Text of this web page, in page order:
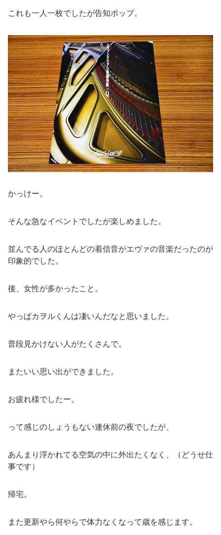
これも一人一枚でしたが告知ポップ。
かっけー。
そんな急なイベントでしたが楽しめました。
並んでる人のほとんどの着信音がエヴァの音楽だったのが
印象的でした。
後、女性が多かったこと。
やっぱカヲルくんは凄いんだなと思いました。
普段見かけない人がたくさんで。
またいい思い出ができました。
お疲れ様でしたー。
って感じのしょうもない連休前の夜でしたが、
あんまり浮かれてる空気の中に外出たくなく、（どうせ仕
事です）
帰宅。
また更新やら何やらで体力なくなって歳を感じます。